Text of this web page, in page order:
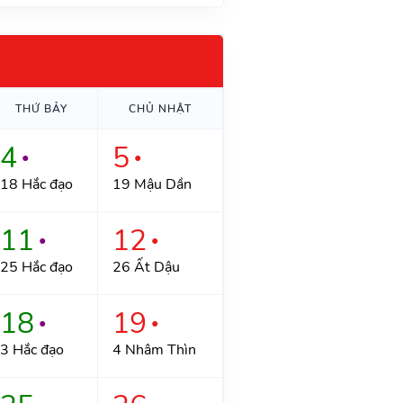
THỨ BẢY CHỦ NHẬT
4 ●
18 Hắc đạo
5 ●
19 Mậu Dần
11 ●
25 Hắc đạo
12 ●
26 Ất Dậu
18 ●
3 Hắc đạo
19 ●
4 Nhâm Thìn